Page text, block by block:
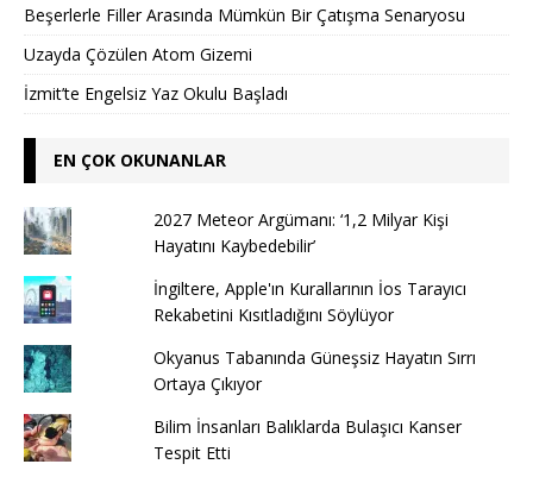
Beşerlerle Filler Arasında Mümkün Bir Çatışma Senaryosu
Uzayda Çözülen Atom Gizemi
İzmit’te Engelsiz Yaz Okulu Başladı
EN ÇOK OKUNANLAR
2027 Meteor Argümanı: ‘1,2 Milyar Kişi
Hayatını Kaybedebilir’
İngiltere, Apple'ın Kurallarının İos Tarayıcı
Rekabetini Kısıtladığını Söylüyor
Okyanus Tabanında Güneşsiz Hayatın Sırrı
Ortaya Çıkıyor
Bilim İnsanları Balıklarda Bulaşıcı Kanser
Tespit Etti